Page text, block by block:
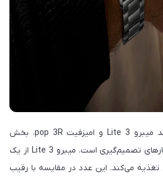
در مقایسه ساعت هوشمند میبرو Lite 3 و امیزفیت pop 3R، بخش
باتری یکی از مهم‌ترین معیارهای تصمیم‌گیری است. میبرو Lite 3 از یک
ساعتی تغذیه می‌کند. این عدد در مقایسه با رقیب